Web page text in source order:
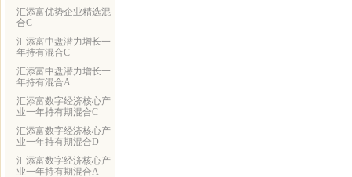
汇添富优势企业精选混
合C
汇添富中盘潜力增长一
年持有混合C
汇添富中盘潜力增长一
年持有混合A
汇添富数字经济核心产
业一年持有期混合C
汇添富数字经济核心产
业一年持有期混合D
汇添富数字经济核心产
业一年持有期混合A